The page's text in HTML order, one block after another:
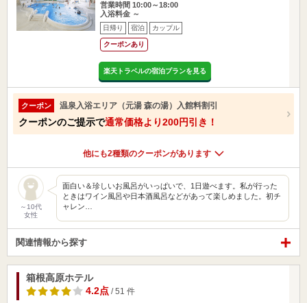
営業時間 10:00～18:00
入浴料金 ～
日帰り 宿泊 カップル
クーポンあり
楽天トラベルの宿泊プランを見る
クーポン 温泉入浴エリア（元湯 森の湯）入館料割引
クーポンのご提示で通常価格より200円引き！
他にも2種類のクーポンがあります
～10代
女性
面白い＆珍しいお風呂がいっぱいで、1日遊べます。私が行った
ときはワイン風呂や日本酒風呂などがあって楽しめました。初チ
ャレン…
関連情報から探す
箱根高原ホテル
4.2点 / 51 件